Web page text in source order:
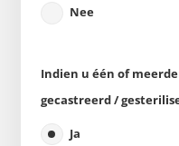
Nee
Indien u één of
gecastreerd /
Ja